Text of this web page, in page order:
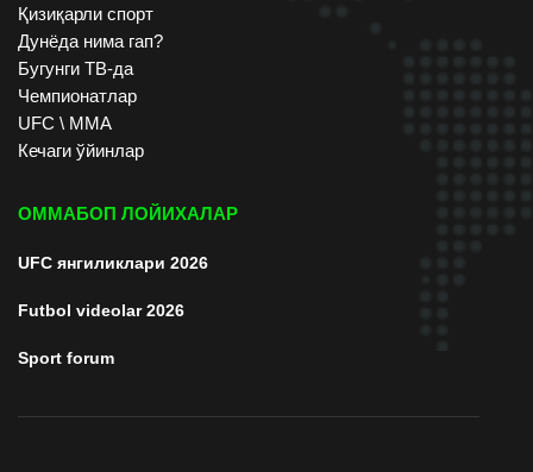
Қизиқарли спорт
Дунёда нима гап?
Бугунги ТВ-да
Чемпионатлар
UFC \ ММА
Кечаги ўйинлар
ОММАБОП ЛОЙИХАЛАР
UFC янгиликлари 2026
Futbol videolar 2026
Sport forum